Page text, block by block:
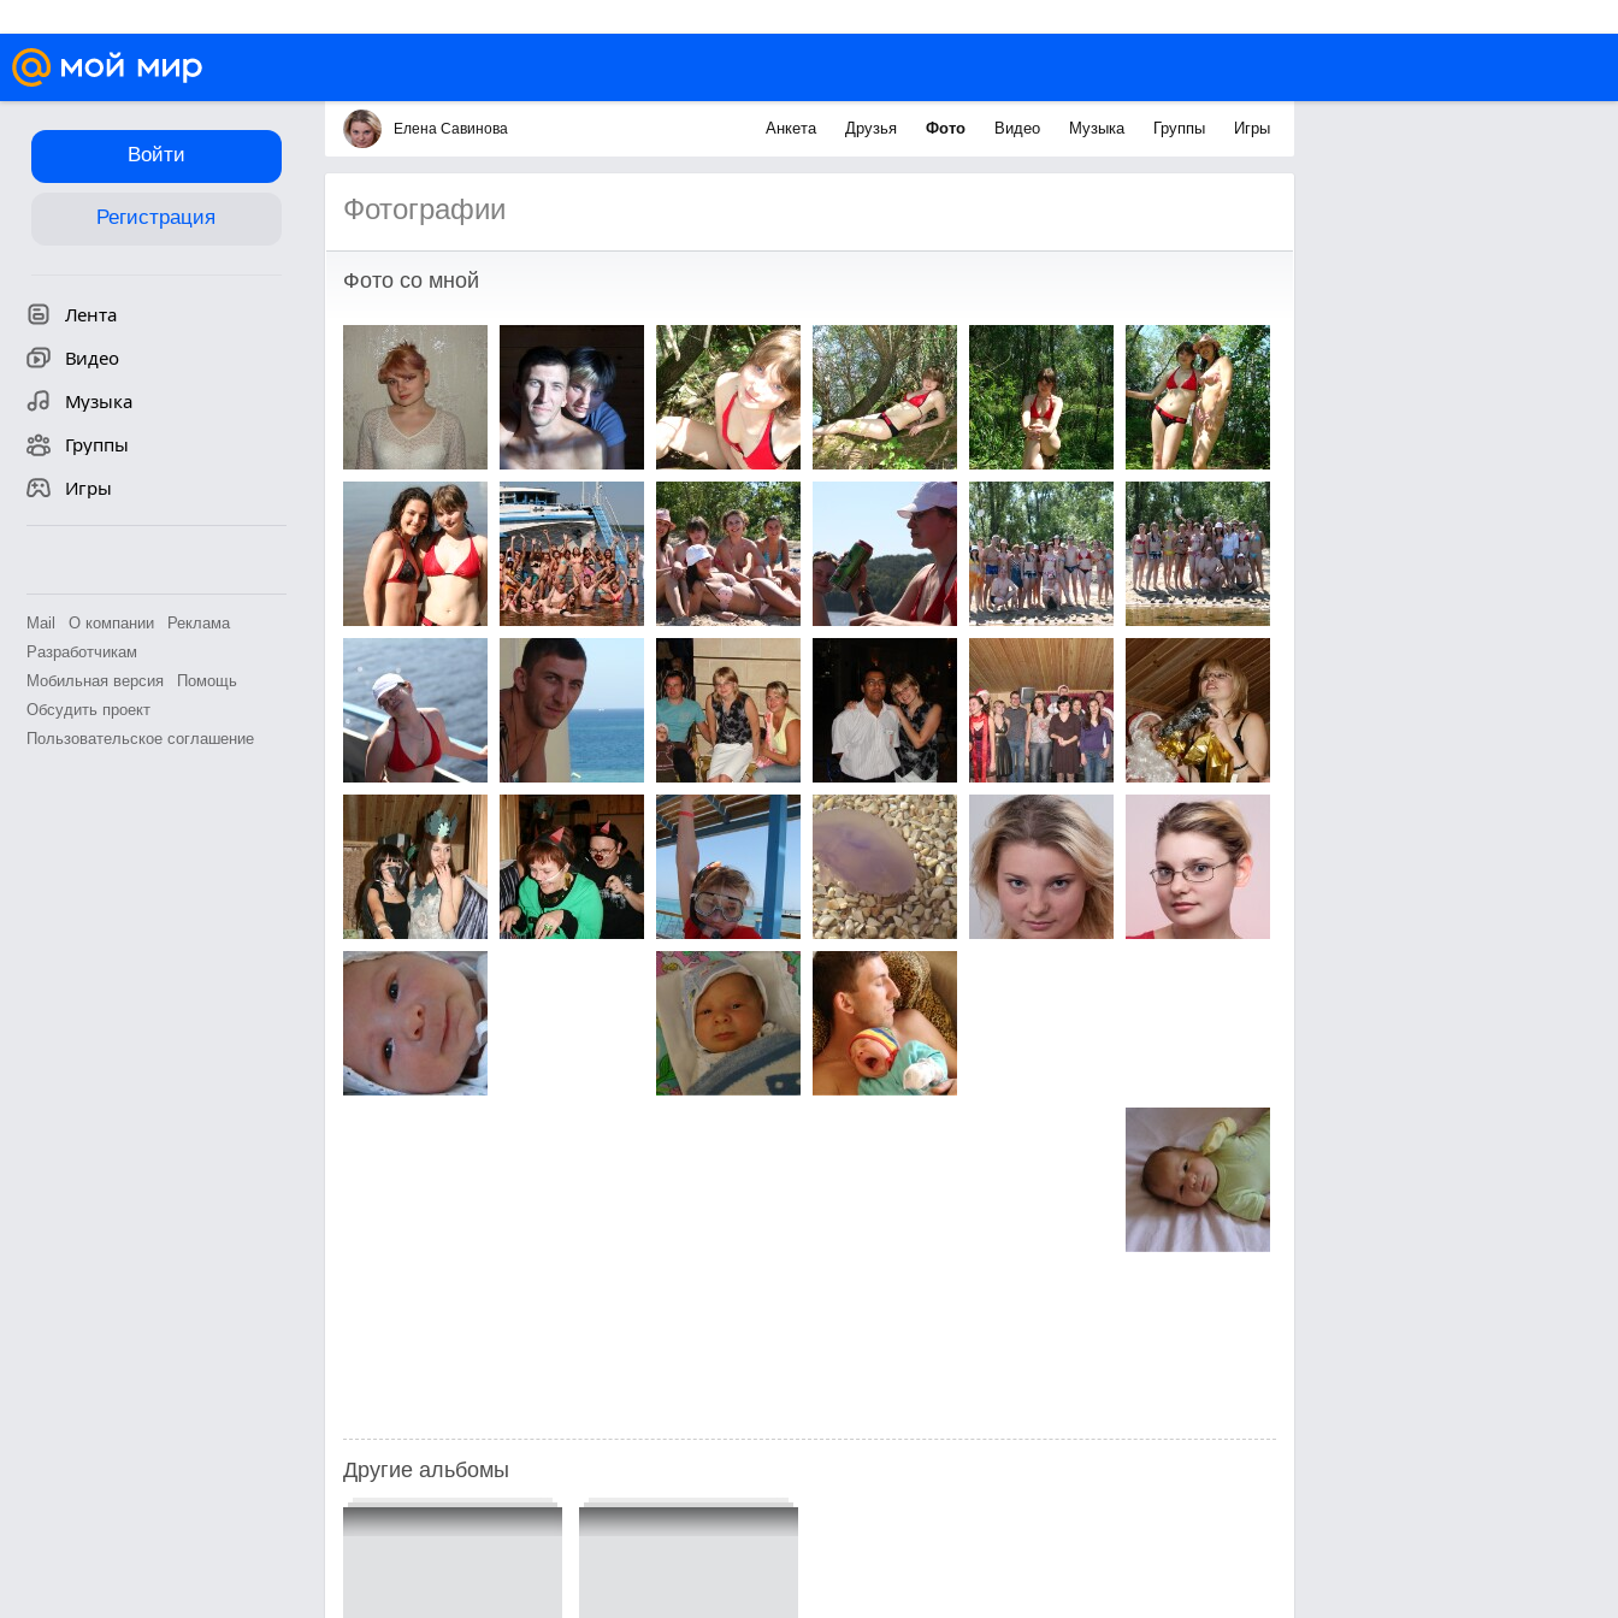
Войти
Регистрация
Лента
Видео
Музыка
Группы
Игры
Mail О компании
Реклама
Разработчикам
Мобильная версия
Помощь
Обсудить проект
Пользовательское соглашение
Елена Савинова Анкета Друзья Фото Видео Музыка Группы Игры
Фотографии
Фото со мной
Другие альбомы